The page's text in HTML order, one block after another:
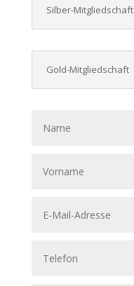
Silber-Mitgliedschaft
Gold-Mitgliedschaft